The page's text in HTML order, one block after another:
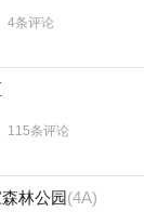
4条评论
115条评论
林公园(4A)